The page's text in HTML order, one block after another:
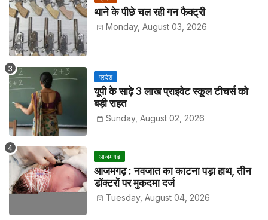
थाने के पीछे चल रही गन फैक्ट्री
Monday, August 03, 2026
प्रदेश
यूपी के साढ़े 3 लाख प्राइवेट स्कूल टीचर्स को
बड़ी राहत
Sunday, August 02, 2026
आजमगढ़
आजमगढ़ : नवजात का काटना पड़ा हाथ, तीन
डॉक्टरों पर मुकदमा दर्ज
Tuesday, August 04, 2026